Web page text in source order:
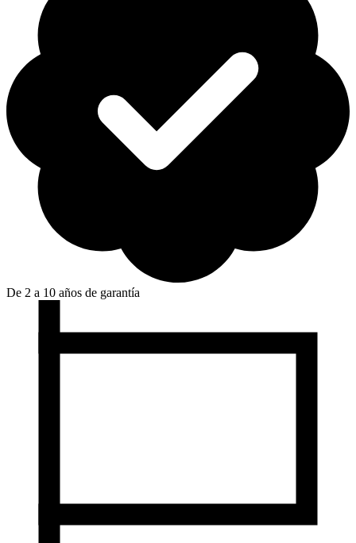
De 2 a 10 años de garantía